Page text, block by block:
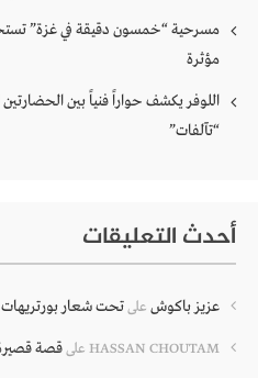
مسرحية “خمسون دقيقة في غزة”
مؤثرة
اللوفر يكشف حواراً فنياً بين
“تآلفات”
أحدث التعليقات
عزيز باكوش علىتحت شعار بورتريهات
HASSAN CHOUTAM علىقصة